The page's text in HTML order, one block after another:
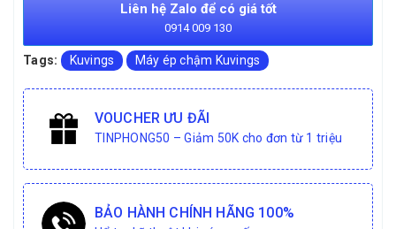
Liên hệ Zalo để có giá tốt
0914 009 130
Tags: Kuvings Máy ép chậm Kuvings
VOUCHER ƯU ĐÃI
TINPHONG50 – Giảm 50K cho đơn từ 1 triệu
BẢO HÀNH CHÍNH HÃNG 100%